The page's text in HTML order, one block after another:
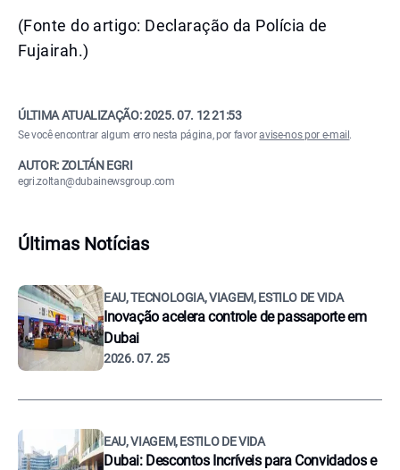
(Fonte do artigo: Declaração da Polícia de
Fujairah.)
ÚLTIMA ATUALIZAÇÃO:2025. 07. 12 21:53
Se você encontrar algum erro nesta página, por favoravise-nos por e-mail .
AUTOR: ZOLTÁN EGRI
egri.zoltan@dubainewsgroup.com
Últimas Notícias
EAU, TECNOLOGIA, VIAGEM, ESTILO DE VIDA
Inovação acelera controle de passaporte em
Dubai
2026. 07. 25
EAU, VIAGEM, ESTILO DE VIDA
Dubai: Descontos Incríveis para Convidados e